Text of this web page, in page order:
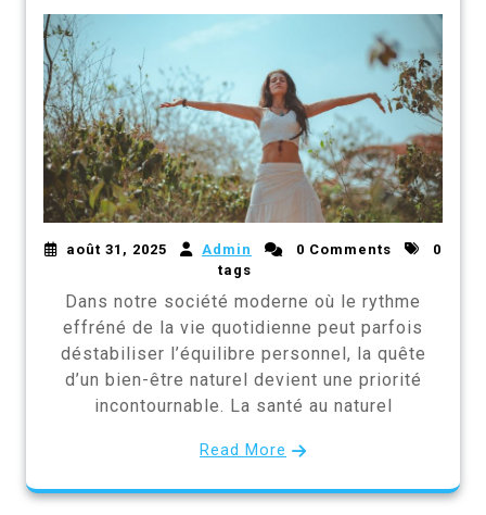
août 31, 2025 Admin 0 Comments
0
tags
Dans notre société moderne où le rythme
effréné de la vie quotidienne peut parfois
déstabiliser l’équilibre personnel, la quête
d’un bien-être naturel devient une priorité
incontournable. La santé au naturel
Read More